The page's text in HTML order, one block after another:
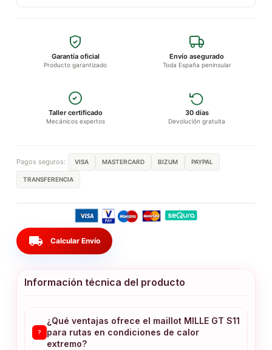
Garantía oficial
Producto garantizado
Envío asegurado
Toda España peninsular
Taller certificado
Mecánicos expertos
30 días
Devolución gratuita
Pagos seguros: VISA MASTERCARD BIZUM PAYPAL
TRANSFERENCIA
local_shipping Calcular Envío
Información técnica del producto
?
¿Qué ventajas ofrece el maillot MILLE GT S11
para rutas en condiciones de calor
extremo?